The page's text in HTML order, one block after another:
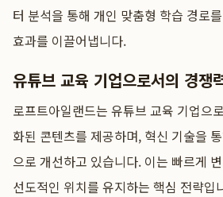
터 분석을 통해 개인 맞춤형 학습 경로
효과를 이끌어냅니다.
유튜브 교육 기업으로서의 경쟁
로프트아일랜드는 유튜브 교육 기업으
화된 콘텐츠를 제공하며, 혁신 기술을
으로 개선하고 있습니다. 이는 빠르게
선도적인 위치를 유지하는 핵심 전략입